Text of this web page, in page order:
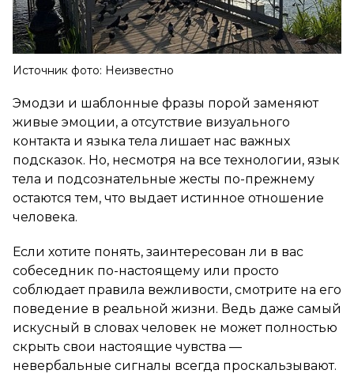
Источник фото: Неизвестно
Эмодзи и шаблонные фразы порой заменяют
живые эмоции, а отсутствие визуального
контакта и языка тела лишает нас важных
подсказок. Но, несмотря на все технологии, язык
тела и подсознательные жесты по-прежнему
остаются тем, что выдает истинное отношение
человека.
Если хотите понять, заинтересован ли в вас
собеседник по-настоящему или просто
соблюдает правила вежливости, смотрите на его
поведение в реальной жизни. Ведь даже самый
искусный в словах человек не может полностью
скрыть свои настоящие чувства —
невербальные сигналы всегда проскальзывают.